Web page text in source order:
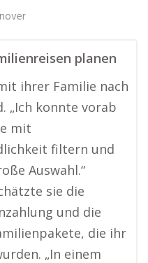
planen
ihrer Familie nach
„Ich konnte vorab
mit
filtern und
Auswahl.“
sie die
und die
die ihr
„In einem